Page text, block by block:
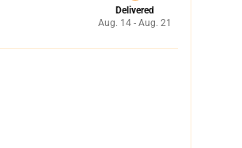
Delivered
Aug. 14 - Aug. 21